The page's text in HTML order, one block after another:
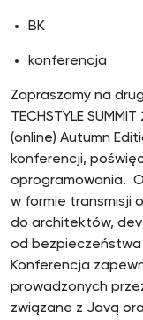
BK
konferencja
Zapraszamy na
TECHSTYLE
(online) Autumn
konferencji,
oprogramowania.
w formie transmisji
do architektów,
od
Konferencja
prowadzonych
związane z Javą